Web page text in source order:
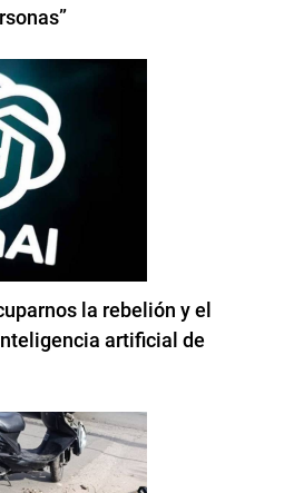
la rebelión y el
artificial de